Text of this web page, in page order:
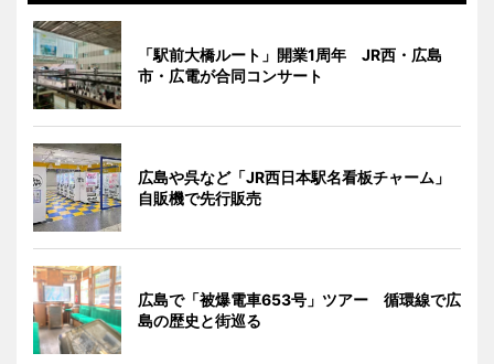
「駅前大橋ルート」開業1周年 JR西・広島
市・広電が合同コンサート
広島や呉など「JR西日本駅名看板チャーム」
自販機で先行販売
広島で「被爆電車653号」ツアー 循環線で広
島の歴史と街巡る